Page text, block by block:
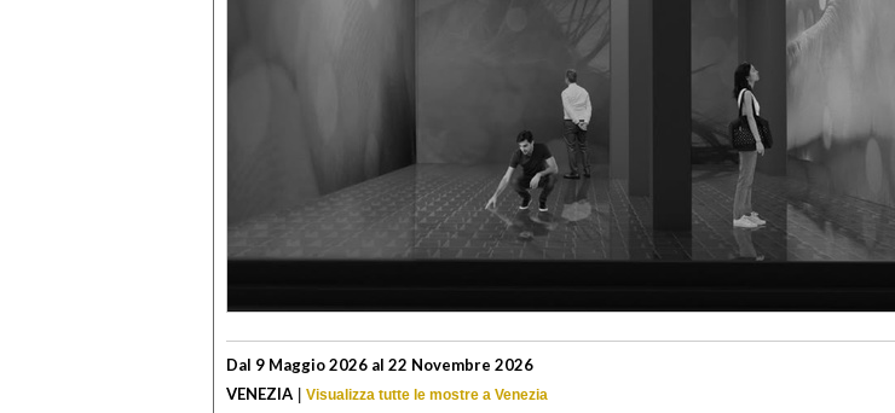
Dal 9 Maggio 2026 al 22 Novembre 2026
VENEZIA | Visualizza tutte le mostre a Venezia